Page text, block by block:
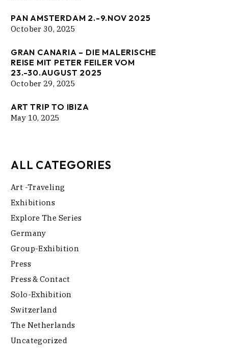
PAN AMSTERDAM 2.-9.NOV 2025
October 30, 2025
GRAN CANARIA – DIE MALERISCHE
REISE MIT PETER FEILER VOM
23.-30.AUGUST 2025
October 29, 2025
ART TRIP TO IBIZA
May 10, 2025
ALL CATEGORIES
Art -traveling
Exhibitions
Explore The Series
Germany
Group-Exhibition
Press
Press & Contact
Solo-Exhibition
Switzerland
The Netherlands
Uncategorized